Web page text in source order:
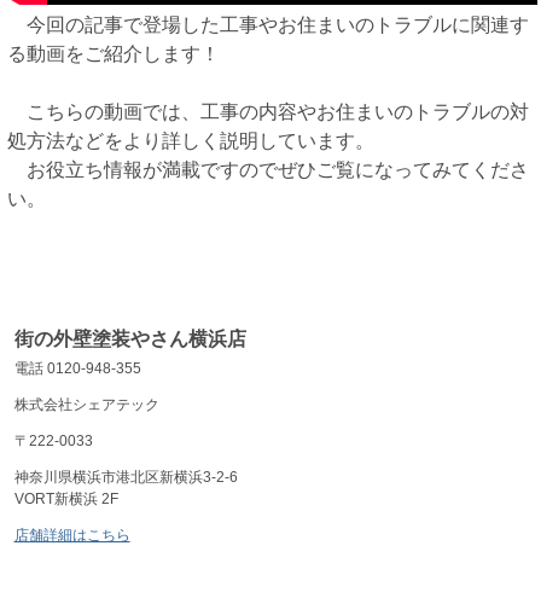
今回の記事で登場した工事やお住まいのトラブルに関連す
る動画をご紹介します！
こちらの動画では、工事の内容やお住まいのトラブルの対
処方法などをより詳しく説明しています。
お役立ち情報が満載ですのでぜひご覧になってみてくださ
い。
街の外壁塗装やさん横浜店
電話 0120-948-355
株式会社シェアテック
〒222-0033
神奈川県横浜市港北区新横浜3-2-6
VORT新横浜 2F
店舗詳細はこちら